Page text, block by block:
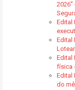
Edital
Edital
Edital
física
Edital
do